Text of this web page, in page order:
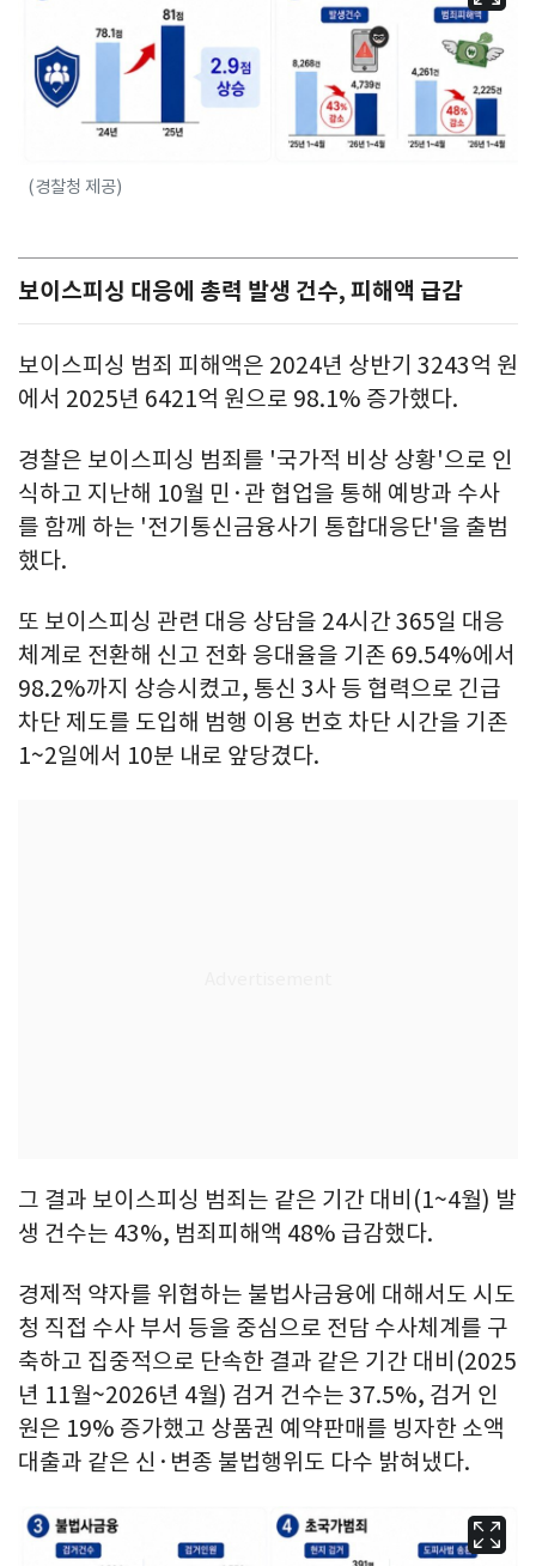
(경찰청 제공)
보이스피싱 대응에 총력 발생 건수, 피해액 급감
보이스피싱 범죄 피해액은 2024년 상반기 3243억 원
에서 2025년 6421억 원으로 98.1% 증가했다.
경찰은 보이스피싱 범죄를 '국가적 비상 상황'으로 인
식하고 지난해 10월 민·관 협업을 통해 예방과 수사
를 함께 하는 '전기통신금융사기 통합대응단'을 출범
했다.
또 보이스피싱 관련 대응 상담을 24시간 365일 대응
체계로 전환해 신고 전화 응대율을 기존 69.54%에서
98.2%까지 상승시켰고, 통신 3사 등 협력으로 긴급
차단 제도를 도입해 범행 이용 번호 차단 시간을 기존
1~2일에서 10분 내로 앞당겼다.
그 결과 보이스피싱 범죄는 같은 기간 대비(1~4월) 발
생 건수는 43%, 범죄피해액 48% 급감했다.
경제적 약자를 위협하는 불법사금융에 대해서도 시도
청 직접 수사 부서 등을 중심으로 전담 수사체계를 구
축하고 집중적으로 단속한 결과 같은 기간 대비(2025
년 11월~2026년 4월) 검거 건수는 37.5%, 검거 인
원은 19% 증가했고 상품권 예약판매를 빙자한 소액
대출과 같은 신·변종 불법행위도 다수 밝혀냈다.